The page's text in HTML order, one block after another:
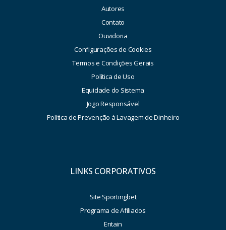
Autores
Contato
Ouvidoria
Configurações de Cookies
Termos e Condições Gerais
Política de Uso
Equidade do Sistema
Jogo Responsável
Política de Prevenção à Lavagem de Dinheiro
LINKS CORPORATIVOS
Site Sportingbet
Programa de Afiliados
Entain